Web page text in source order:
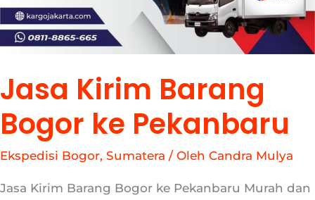
Jasa Kirim Barang
Bogor ke Pekanbaru
Ekspedisi Bogor, Sumatera / Oleh Candra Mulya
Jasa Kirim Barang Bogor ke Pekanbaru Murah dan
Pekanbaru